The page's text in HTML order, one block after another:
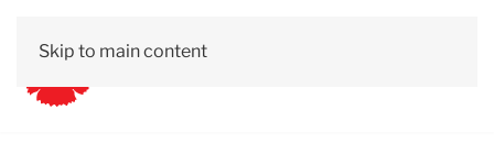
Skip to main content